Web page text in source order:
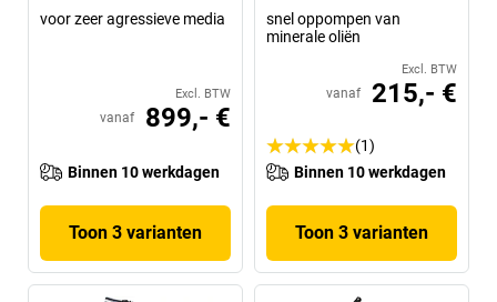
voor zeer agressieve media
Excl. BTW
vanaf 899,- €
Binnen 10 werkdagen
Toon 3 varianten
snel oppompen van
minerale oliën
Excl. BTW
vanaf 215,- €
(1)
Binnen 10 werkdagen
Toon 3 varianten